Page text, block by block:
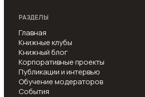
РАЗДЕЛЫ
Главная
Книжные клубы
Книжный блог
Корпоративные проекты
Публикации и интервью
Обучение модераторов
События